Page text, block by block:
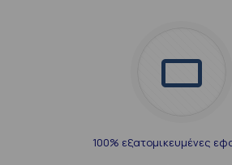
100% εξατομικευμένες